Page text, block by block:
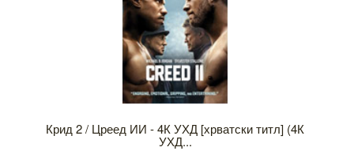
Крид 2 / Цреед ИИ - 4К УХД [хрватски титл] (4К
УХД...